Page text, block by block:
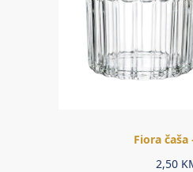
Fiora čaša
2,50